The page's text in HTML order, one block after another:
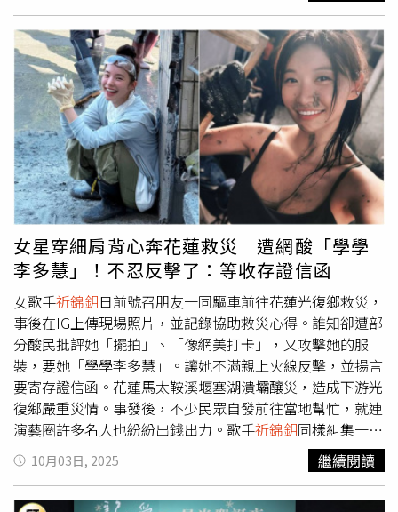
步」，但同年9月蔡詩芸受訪時先說現在自己很幸福，之後
時報周刊CTWANT則捕捉到王陽明悄悄地現身蔡詩芸的演出
後台等待愛妻，結束工作後王陽明輕摟著蔡詩芸，接著快速
地親了一口，感情迅速回溫。女星六月與李易去年又爆出婚
姻危機。（圖／報系資料照）49歲女星六月與李易去年又爆
出婚姻危機，起因是六月傳出「暈船」小20歲滑雪教練，而
兩人的「不倫關係」更持續長達3年之久。其實這對夫妻結
婚14年屢次傳出離婚消息，而兩人本打算在去年為後一天宣
布離婚，但雙方反悔決定繼續走下去。而日前兩人在結婚14
周年曬出一家四口一起慶祝的合照，李易還甜蜜告白妻子
「真的愛妳」。王宥忻和翁總結束12年婚姻後，兩人又再度
復合。（圖／固力狗提供）「財富女神」王宥忻2023年6月
宣布和翁承旭（翁總）結束12年婚姻，回歸單身生活，但離
婚後這對前夫妻仍同住一個屋簷下，11月王宥忻歡慶40歲
生日，翁總特別出席生日派對還送上「愛的大禮」新款手
機。隔年11月本刊又直擊到王宥忻帶著草泥馬一起吃回頭草
拍攝婚紗照，兩人感情再度回溫。
女星穿細肩背心奔花蓮救災 遭網酸「學學
李多慧」！不忍反擊了：等收存證信函
女歌手祈錦鈅日前號召朋友一同驅車前往花蓮光復鄉救災，
事後在IG上傳現場照片，並記錄協助救災心得。誰知卻遭部
分酸民批評她「擺拍」、「像網美打卡」，又攻擊她的服
裝，要她「學學李多慧」。讓她不滿親上火線反擊，並揚言
要寄存證信函。花蓮馬太鞍溪堰塞湖潰壩釀災，造成下游光
復鄉嚴重災情。事發後，不少民眾自發前往當地幫忙，就連
演藝圈許多名人也紛紛出錢出力。歌手祈錦鈅同樣糾集一車
朋友開夜車在29日前往花蓮協助救災，還因為過程中遇見傅
崐萁前往災區現場視察，她與志工朋友們一同起鬨要求傅崐
萁拿鏟子一起鏟泥而躍上新聞版面。不過，祈錦鈅事後也遭
10月03日, 2025 繼續閱讀